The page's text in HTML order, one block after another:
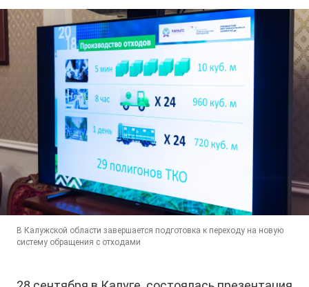
В Калужской области завершается подготовка к переходу на новую
систему обращения с отходами